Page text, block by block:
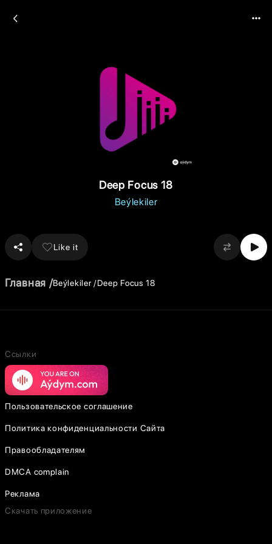
Deep Focus 18
Beýlekiler
Like it
Главная Beýlekiler Deep Focus 18
Ссылки
Пользовательское соглашение
Политика конфиденциальности Сайта
Правообладателям
DMCA complain
Реклама
Скачать приложение